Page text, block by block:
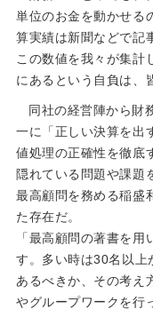
単位のお金を動かせる
算実績は新聞などで記
この数値を我々が集計
にあるという自負は、
同社の経営陣から財
一に「正しい決算を出
値処理の正確性を徹底
隠れている問題や課題
最高顧問を務める稲盛
た存在だ。
「最高顧問の著書を
す。多い時は30名以上
あるべきか、その考え
やグループワークを行